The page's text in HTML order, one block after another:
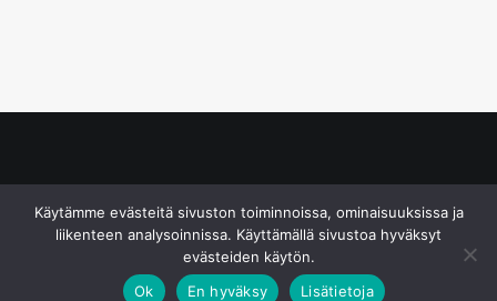
Käytämme evästeitä sivuston toiminnoissa, ominaisuuksissa ja
liikenteen analysoinnissa. Käyttämällä sivustoa hyväksyt
evästeiden käytön.
Ok
En hyväksy Lisätietoja